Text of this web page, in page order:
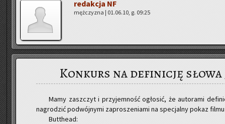
re­dak­cja NF
męż­czy­zna | 01.06.10, g. 09:25
Konkurs na definicję
Mamy za­szczyt i przy­jem­ność ogło­sić, że au­to­ra­mi
na­gro­dzić po­dwój­ny­mi za­pro­sze­nia­mi na spe­cjal­ny pokaz
But­the­ad: